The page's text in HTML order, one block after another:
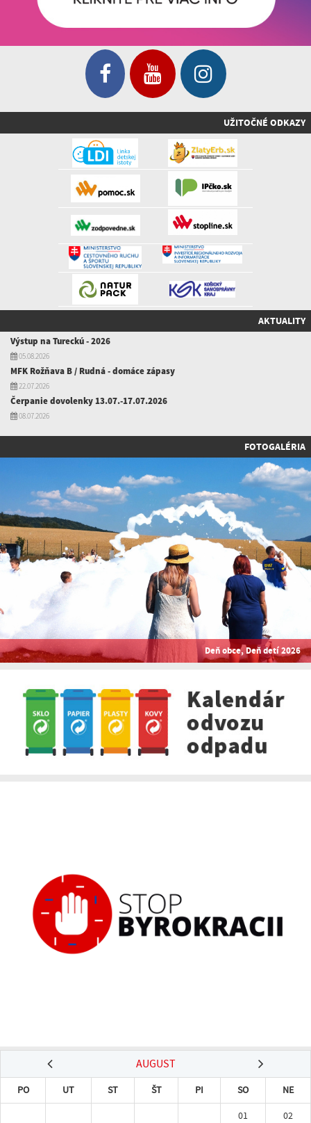
UŽITOČNÉ ODKAZY
AKTUALITY
Výstup na Tureckú - 2026
05.08.2026
MFK Rožňava B / Rudná - domáce zápasy
22.07.2026
Čerpanie dovolenky 13.07.-17.07.2026
08.07.2026
FOTOGALÉRIA
Deň obce, Deň detí 2026
AUGUST
PO UT ST ŠT PI SO
NE
01
02